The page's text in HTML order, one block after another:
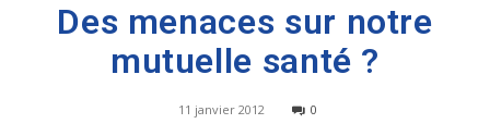
Des menaces sur notre
mutuelle santé ?
11 janvier 2012 0